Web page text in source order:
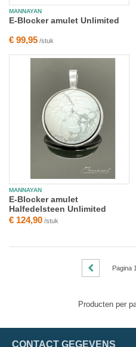
MANNAYAN
E-Blocker amulet Unlimited
€ 99,95 /stuk
MANNAYAN
E-Blocker amulet
Halfedelsteen Unlimited
€ 124,90 /stuk
Producten per
Pagina 1
CONTACT GEGEVENS